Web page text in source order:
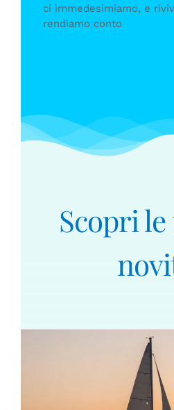
ci immedesimiamo, e
rendiamo conto
Scopri